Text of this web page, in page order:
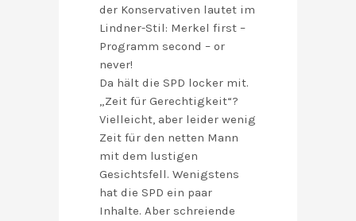
der Konservativen lautet im
Lindner-Stil: Merkel first –
Programm second – or
never!
Da hält die SPD locker mit.
„Zeit für Gerechtigkeit“?
Vielleicht, aber leider wenig
Zeit für den netten Mann
mit dem lustigen
Gesichtsfell. Wenigstens
hat die SPD ein paar
Inhalte. Aber schreiende